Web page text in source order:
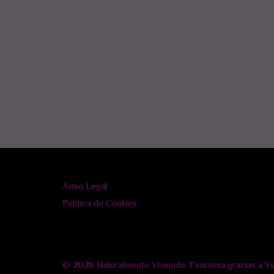
Aviso Legal
Política de Cookies
© 2026 Naturalmente Viviendo. Funciona gracias a